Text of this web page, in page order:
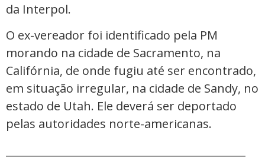
da Interpol.
O ex-vereador foi identificado pela PM
morando na cidade de Sacramento, na
Califórnia, de onde fugiu até ser encontrado,
em situação irregular, na cidade de Sandy, no
estado de Utah. Ele deverá ser deportado
pelas autoridades norte-americanas.